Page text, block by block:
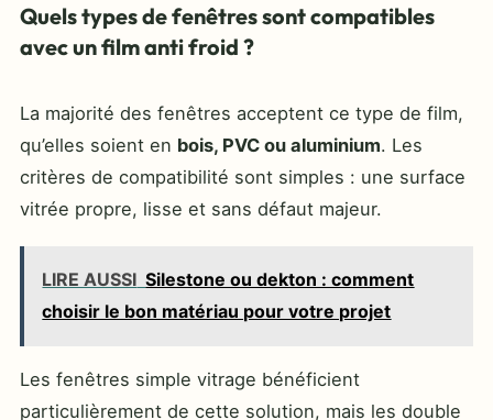
Quels types de fenêtres sont compatibles
avec un film anti froid ?
La majorité des fenêtres acceptent ce type de film,
qu’elles soient en bois, PVC ou aluminium. Les
critères de compatibilité sont simples : une surface
vitrée propre, lisse et sans défaut majeur.
LIRE AUSSI Silestone ou dekton : comment
choisir le bon matériau pour votre projet
Les fenêtres simple vitrage bénéficient
particulièrement de cette solution, mais les double